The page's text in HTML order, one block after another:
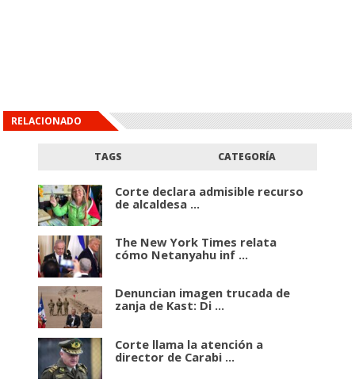
RELACIONADO
TAGS CATEGORÍA
Corte declara admisible recurso
de alcaldesa ...
The New York Times relata
cómo Netanyahu inf ...
Denuncian imagen trucada de
zanja de Kast: Di ...
Corte llama la atención a
director de Carabi ...